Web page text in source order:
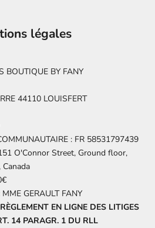
légales
BOUTIQUE BY FANY
44110 LOUISFERT
: FR 58531797439
O'Connor Street, Ground floor,
MME GERAULT FANY
EN LIGNE DES LITIGES
14 PARAGR. 1 DU RLL